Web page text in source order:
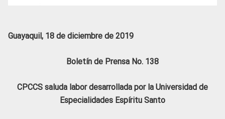
Guayaquil, 18 de diciembre de 2019
Boletín de Prensa No. 138
CPCCS saluda labor desarrollada por la Universidad de
Especialidades Espíritu Santo